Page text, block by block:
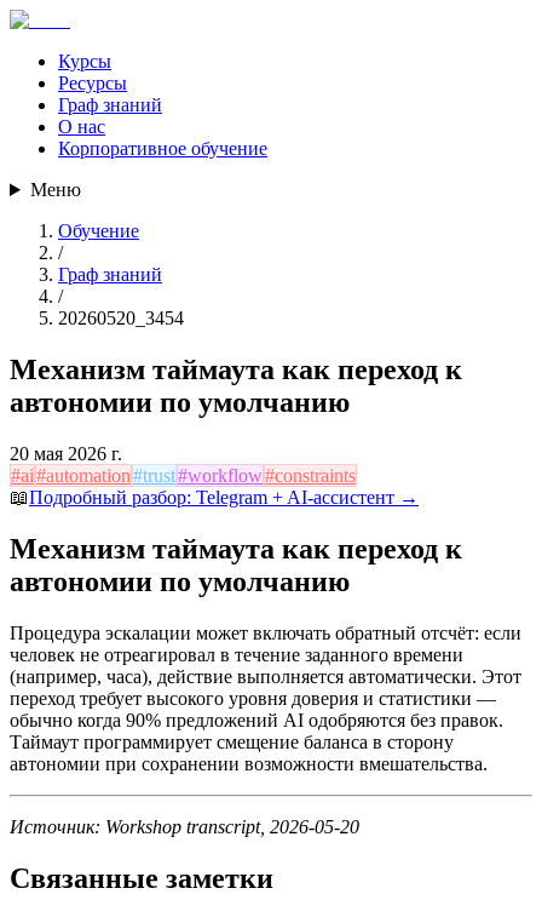
Курсы
Ресурсы
Граф знаний
О нас
Корпоративное обучение
Меню
Обучение
/
Граф знаний
/
20260520_3454
Механизм таймаута как переход к
автономии по умолчанию
20 мая 2026 г.
#ai#automation#trust#workflow#constraints
📖Подробный разбор: Telegram + AI-ассистент →
Механизм таймаута как переход к
автономии по умолчанию
Процедура эскалации может включать обратный отсчёт: если
человек не отреагировал в течение заданного времени
(например, часа), действие выполняется автоматически. Этот
переход требует высокого уровня доверия и статистики —
обычно когда 90% предложений AI одобряются без правок.
Таймаут программирует смещение баланса в сторону
автономии при сохранении возможности вмешательства.
Источник: Workshop transcript, 2026-05-20
Связанные заметки